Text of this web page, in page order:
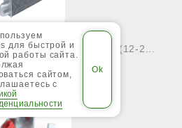
CITY CLASS: F (12-2...
300
для быстрой и
работы сайта.
сайтом,
с